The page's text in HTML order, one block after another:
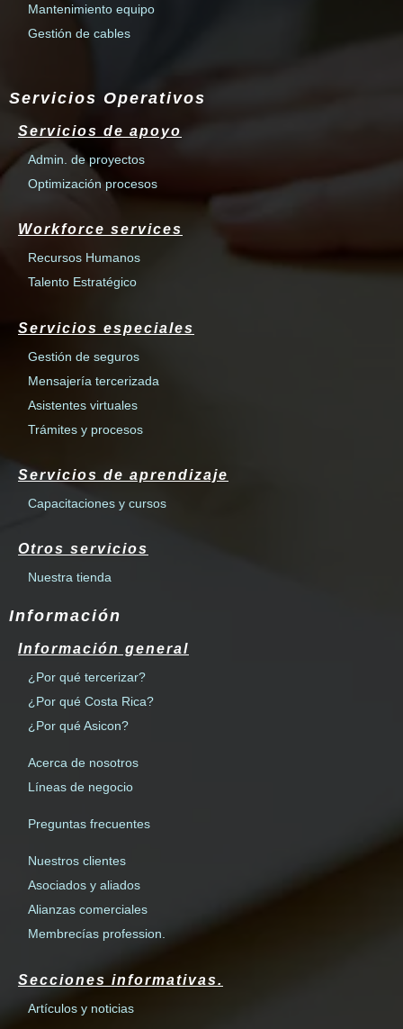
Mantenimiento equipo
Gestión de cables
Servicios Operativos
Servicios de apoyo
Admin. de proyectos
Optimización procesos
Workforce services
Recursos Humanos
Talento Estratégico
Servicios especiales
Gestión de seguros
Mensajería tercerizada
Asistentes virtuales
Trámites y procesos
Servicios de aprendizaje
Capacitaciones y cursos
Otros servicios
Nuestra tienda
Información
Información general
¿Por qué tercerizar?
¿Por qué Costa Rica?
¿Por qué Asicon?
Acerca de nosotros
Líneas de negocio
Preguntas frecuentes
Nuestros clientes
Asociados y aliados
Alianzas comerciales
Membrecías profession.
Secciones informativas.
Artículos y noticias